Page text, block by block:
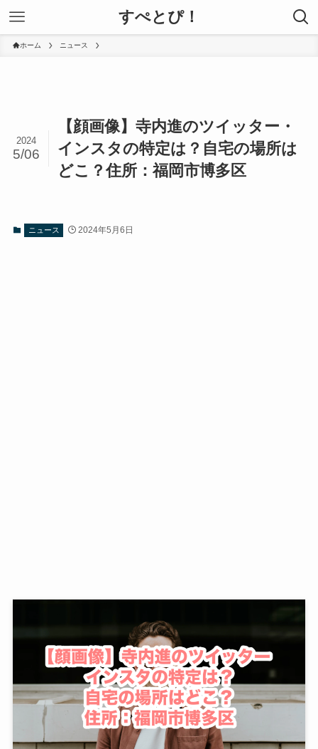
すぺとぴ！
ホーム ニュース
【顔画像】寺内進のツイッター・
インスタの特定は？自宅の場所は
どこ？住所：福岡市博多区
2024
5/06
ニュース 2024年5月6日